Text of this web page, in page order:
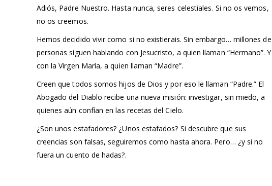
Adiós, Padre Nuestro. Hasta nunca, seres celestiales. Si no os vemos,
no os creemos.
Hemos decidido vivir como si no existierais. Sin embargo… millones de
personas siguen hablando con Jesucristo, a quien llaman “Hermano”. Y
con la Virgen María, a quien llaman “Madre”.
Creen que todos somos hijos de Dios y por eso le llaman “Padre.” El
Abogado del Diablo recibe una nueva misión: investigar, sin miedo, a
quienes aún confían en las recetas del Cielo.
¿Son unos estafadores? ¿Unos estafados? Si descubre que sus
creencias son falsas, seguiremos como hasta ahora. Pero… ¿y si no
fuera un cuento de hadas?.